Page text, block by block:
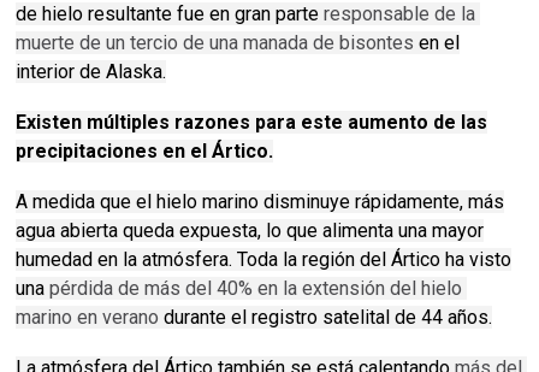
de hielo resultante fue en gran parteresponsable de la
muerte de un tercio de una manada de bisontes en el
interior de Alaska.
Existen múltiples razones para este aumento de las
precipitaciones en el Ártico.
A medida que el hielo marino disminuye rápidamente, más
agua abierta queda expuesta, lo que alimenta una mayor
humedad en la atmósfera.Toda la región del Ártico ha visto
unapérdida de más del 40% en la extensión del hielo
marino en verano durante el registro satelital de 44 años.